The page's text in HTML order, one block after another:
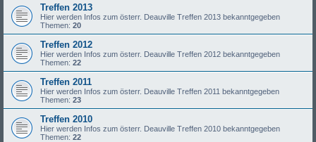
Treffen 2013
Hier werden Infos zum österr. Deauville Treffen 2013 bekanntgegeben
Themen: 20
Treffen 2012
Hier werden Infos zum österr. Deauville Treffen 2012 bekanntgegeben
Themen: 22
Treffen 2011
Hier werden Infos zum österr. Deauville Treffen 2011 bekanntgegeben
Themen: 23
Treffen 2010
Hier werden Infos zum österr. Deauville Treffen 2010 bekanntgegeben
Themen: 22